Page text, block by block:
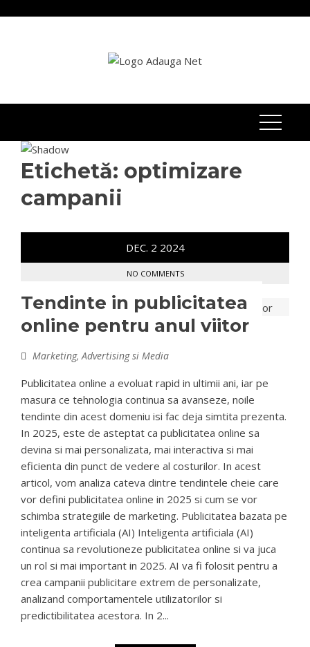
Etichetă: optimizare
campanii
DEC. 2 2024
NO COMMENTS
Tendinte in publicitatea
online pentru anul viitor
Marketing, Advertising si Media
Publicitatea online a evoluat rapid in ultimii ani, iar pe
masura ce tehnologia continua sa avanseze, noile
tendinte din acest domeniu isi fac deja simtita prezenta.
In 2025, este de asteptat ca publicitatea online sa
devina si mai personalizata, mai interactiva si mai
eficienta din punct de vedere al costurilor. In acest
articol, vom analiza cateva dintre tendintele cheie care
vor defini publicitatea online in 2025 si cum se vor
schimba strategiile de marketing. Publicitatea bazata pe
inteligenta artificiala (AI) Inteligenta artificiala (AI)
continua sa revolutioneze publicitatea online si va juca
un rol si mai important in 2025. AI va fi folosit pentru a
crea campanii publicitare extrem de personalizate,
analizand comportamentele utilizatorilor si
predictibilitatea acestora. In 2...